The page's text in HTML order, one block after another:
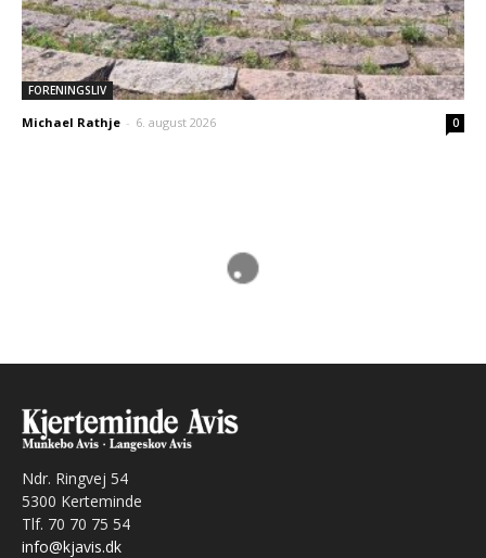
FORENINGSLIV
Michael Rathje - 6. august 2026 0
Ndr. Ringvej 54
5300 Kerteminde
Tlf. 70 70 75 54
info@kjavis.dk